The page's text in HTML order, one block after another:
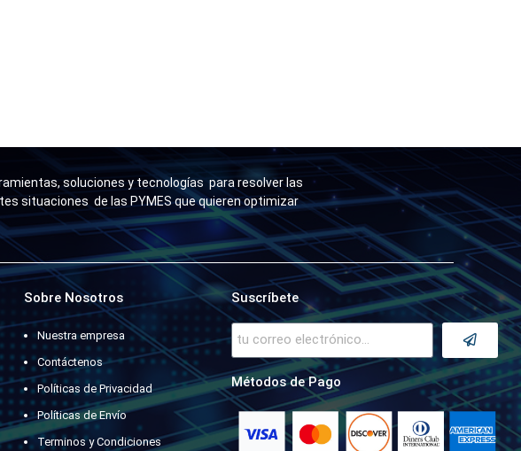
soluciones y tecnologías para resolver las
situaciones de las PYMES que quieren optimizar
Sobre Nosotros
Nuestra empresa
Contáctenos
Políticas de Privacidad
Políticas de Envío
Terminos y Condiciones
Suscríbete
Métodos de Pago